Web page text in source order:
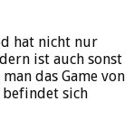
hat nicht nur
ist auch sonst
das Game von
befindet sich